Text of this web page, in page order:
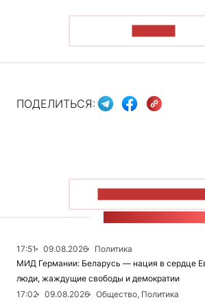
ПОДЕЛИТЬСЯ:
17:51 09.08.2026
Политика
МИД Германии: Беларусь — нация в сердце
люди, жаждущие свободы и демократии
17:02
09.08.2026
Общество, Политика